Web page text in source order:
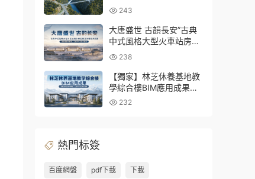
BIM模型、彙報PPT及演
示視頻）
243
大唐盛世 古韻長安”古典
中式風格大型火車站房
BIM應用及關鍵技術研發
（含全套BIM模型、彙報
PPT及演示視頻）
238
【獨家】林芝休養基地教
學綜合樓BIM應用成果
（全套資料含BIM模型、
232
熱門标簽
百度網盤 pdf下載 下載